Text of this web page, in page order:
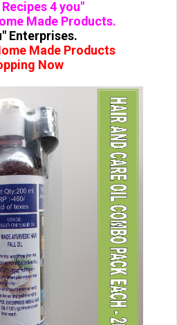
4 you"
Made Products.
Enterprises.
Made Products
Now